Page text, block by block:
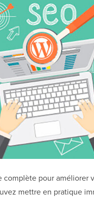
pour améliorer
mettre en pratique